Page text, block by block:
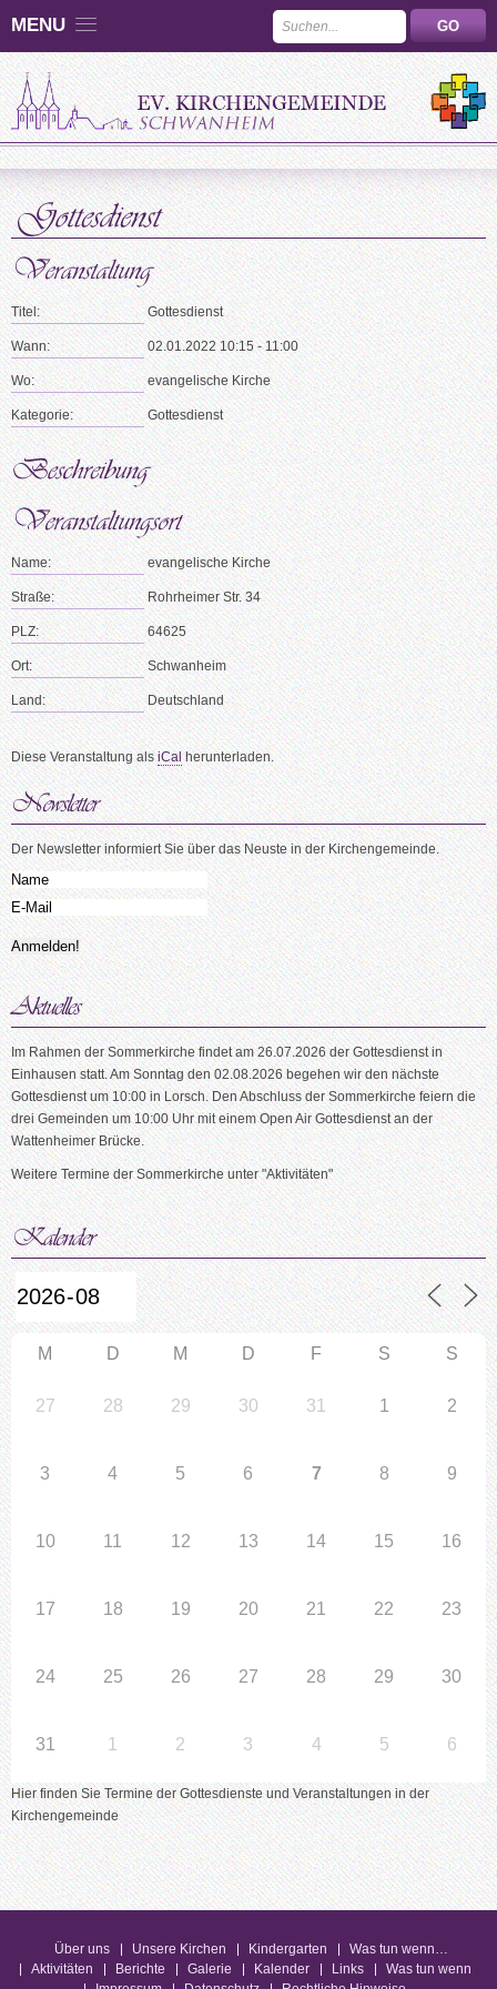
MENU
Titel: Gottesdienst
Wann: 02.01.2022 10:15 - 11:00
Wo: evangelische Kirche
Kategorie: Gottesdienst
Name: evangelische Kirche
Straße: Rohrheimer Str. 34
PLZ: 64625
Ort: Schwanheim
Land: Deutschland
Diese Veranstaltung alsiCalherunterladen.
Der Newsletter informiert Sie über das Neuste in der Kirchengemeinde.
Im Rahmen der Sommerkirche findet am 26.07.2026 der Gottesdienst in
Einhausen statt. Am Sonntag den 02.08.2026 begehen wir den nächste
Gottesdienst um 10:00 in Lorsch. Den Abschluss der Sommerkirche feiern die
drei Gemeinden um 10:00 Uhr mit einem Open Air Gottesdienst an der
Wattenheimer Brücke.
Weitere Termine der Sommerkirche unter "Aktivitäten"
M D M D F S S
27 28 29 30 31 1 2
3 4 5 6 7 8 9
10 11 12 13 14 15 16
17 18 19 20 21 22 23
24 25 26 27 28 29 30
31 1 2 3 4 5 6
Hier finden Sie Termine der Gottesdienste und Veranstaltungen in der
Kirchengemeinde
Über uns Unsere Kirchen Kindergarten
Was tun wenn…
Aktivitäten
Berichte Galerie Kalender Links
Was tun wenn